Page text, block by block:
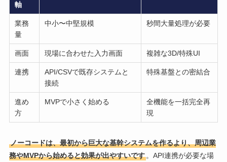
軸
業務
量
中小〜中堅規模 秒間大量処理が必要
画面 現場に合わせた入力画面 複雑な3D/特殊UI
連携
API/CSVで既存システムと
接続
特殊基盤との密結合
進め
方
MVPで小さく始める
全機能を一括完全再
現
ノーコードは、最初から巨大な基幹システムを作るより、周辺業
務やMVPから始めると効果が出やすいです。API連携が必要な場